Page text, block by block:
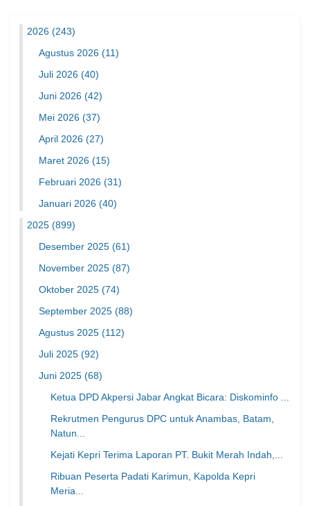
2026 (243)
Agustus 2026 (11)
Juli 2026 (40)
Juni 2026 (42)
Mei 2026 (37)
April 2026 (27)
Maret 2026 (15)
Februari 2026 (31)
Januari 2026 (40)
2025 (899)
Desember 2025 (61)
November 2025 (87)
Oktober 2025 (74)
September 2025 (88)
Agustus 2025 (112)
Juli 2025 (92)
Juni 2025 (68)
Ketua DPD Akpersi Jabar Angkat Bicara: Diskominfo ...
Rekrutmen Pengurus DPC untuk Anambas, Batam,
Natun...
Kejati Kepri Terima Laporan PT. Bukit Merah Indah,...
Ribuan Peserta Padati Karimun, Kapolda Kepri
Meria...